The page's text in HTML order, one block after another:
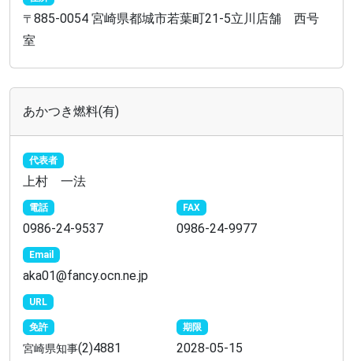
〒 885-0054 宮崎県都城市若葉町21-5立川店舗 西号
室
あかつき燃料(有)
代表者
上村 一法
電話
0986-24-9537
FAX
0986-24-9977
Email
aka01@fancy.ocn.ne.jp
URL
免許
宮崎県知事(2)4881
期限
2028-05-15